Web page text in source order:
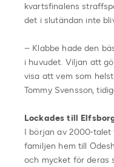
kvartsfinalens
det i slutändan inte
– Klabbe hade den
i huvudet. Viljan att
visa att vem som
Tommy Svensson,
Lockades till
I början av 2000-talet
familjen hem till
och mycket för deras